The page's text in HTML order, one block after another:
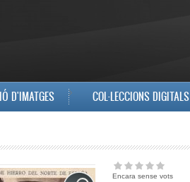
D'IMATGES COL·LECCIONS DIGITALS
Encara sense vots